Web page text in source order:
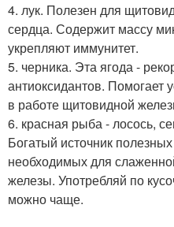
4. лук. Полезен для
сердца. Содержит массу
укрепляют иммунитет.
5. черника. Эта ягода -
антиоксидантов. Помогает
в работе щитовидной
6. красная рыба - лосось,
Богатый источник
необходимых для
железы. Употребляй по
можно чаще.